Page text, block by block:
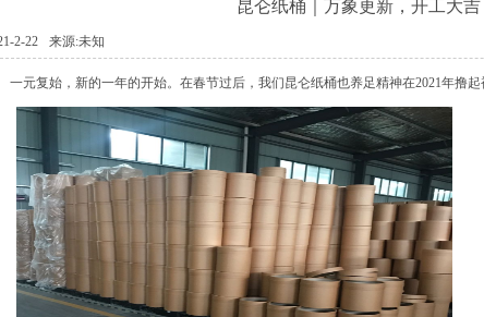
昆仑纸桶｜万象更新，开工大吉
2-22 来源:未知
一元复始，新的一年的开始。在春节过后，我们昆仑纸桶也养足精神在2021年撸起